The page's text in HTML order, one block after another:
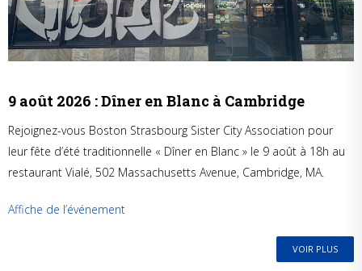
9 août 2026 : Dîner en Blanc à Cambridge
Rejoignez-vous Boston Strasbourg Sister City Association pour
leur fête d’été traditionnelle « Dîner en Blanc » le 9 août à 18h au
restaurant Vialé, 502 Massachusetts Avenue, Cambridge, MA.
Affiche de l’événement
VOIR PLUS